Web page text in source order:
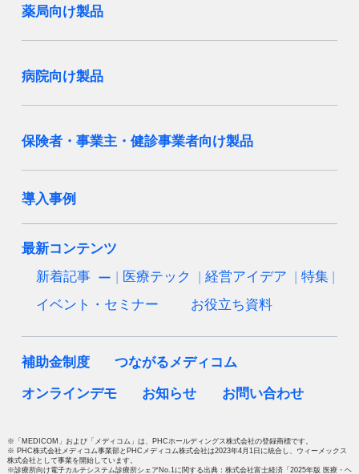
薬局向け製品
病院向け製品
保険者・事業主・健診事業者向け製品
導入事例
最新コンテンツ
新着記事
医療テック 経営アイデア
特集
イベント・セミナー
お役立ち資料
補助金制度 つながるメディコム
オンラインデモ お知らせ お問い合わせ
※「MEDICOM」および「メディコム」は、PHCホールディングス株式会社の登録商標です。
※ PHC株式会社メディコム事業部とPHCメディコム株式会社は2023年4月1日に統合し、ウィーメックス
株式会社として事業を開始しています。
※診療所向け電子カルテシステム診療所シェアNo.1に関する出典：株式会社富士経済「2025年版 医療・ヘ